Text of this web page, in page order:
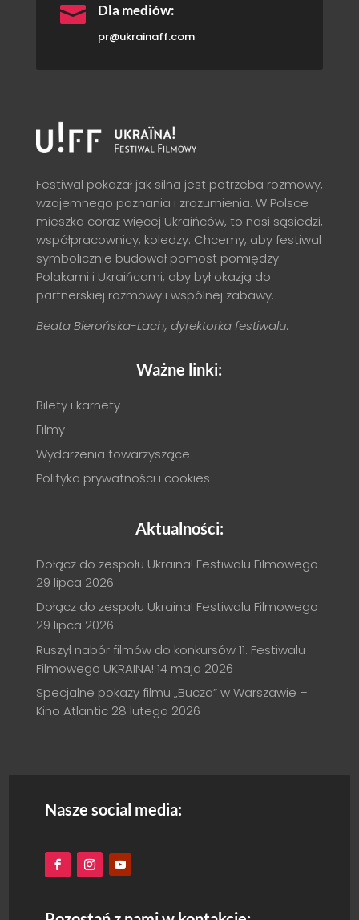
 Dla mediów:
pr@ukrainaff.com
Festiwal pokazał jak silna jest potrzeba rozmowy,
wzajemnego poznania i zrozumienia. W Polsce
mieszka coraz więcej Ukraińców, to nasi sąsiedzi,
współpracownicy, koledzy. Chcemy, aby festiwal
symbolicznie budował pomost pomiędzy
Polakami i Ukraińcami, aby był okazją do
partnerskiej rozmowy i wspólnej zabawy.
Beata Bierońska-Lach, dyrektorka festiwalu.
Ważne linki:
Bilety i karnety
Filmy
Wydarzenia towarzyszące
Polityka prywatności i cookies
Aktualności:
Dołącz do zespołu Ukraina! Festiwalu Filmowego
29 lipca 2026
Dołącz do zespołu Ukraina! Festiwalu Filmowego
29 lipca 2026
Ruszył nabór filmów do konkursów 11. Festiwalu
Filmowego UKRAINA! 14 maja 2026
Specjalne pokazy filmu „Bucza” w Warszawie –
Kino Atlantic 28 lutego 2026
Nasze social media: